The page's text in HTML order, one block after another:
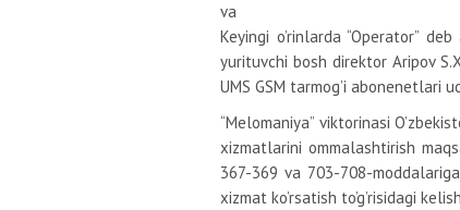
va
Keyingi o’rinlarda “Operator”
yurituvchi bosh direktor Aripov
UMS GSM tarmog’i abonenetlari
“Melomaniya” viktorinasi
xizmatlarini ommalashtirish
367-369 va 703-708-
xizmat ko’rsatish to’g’risidagi